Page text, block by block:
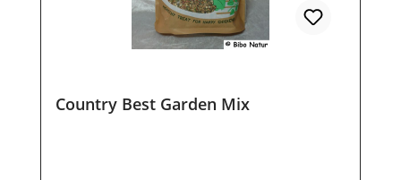
Country Best Garden Mix